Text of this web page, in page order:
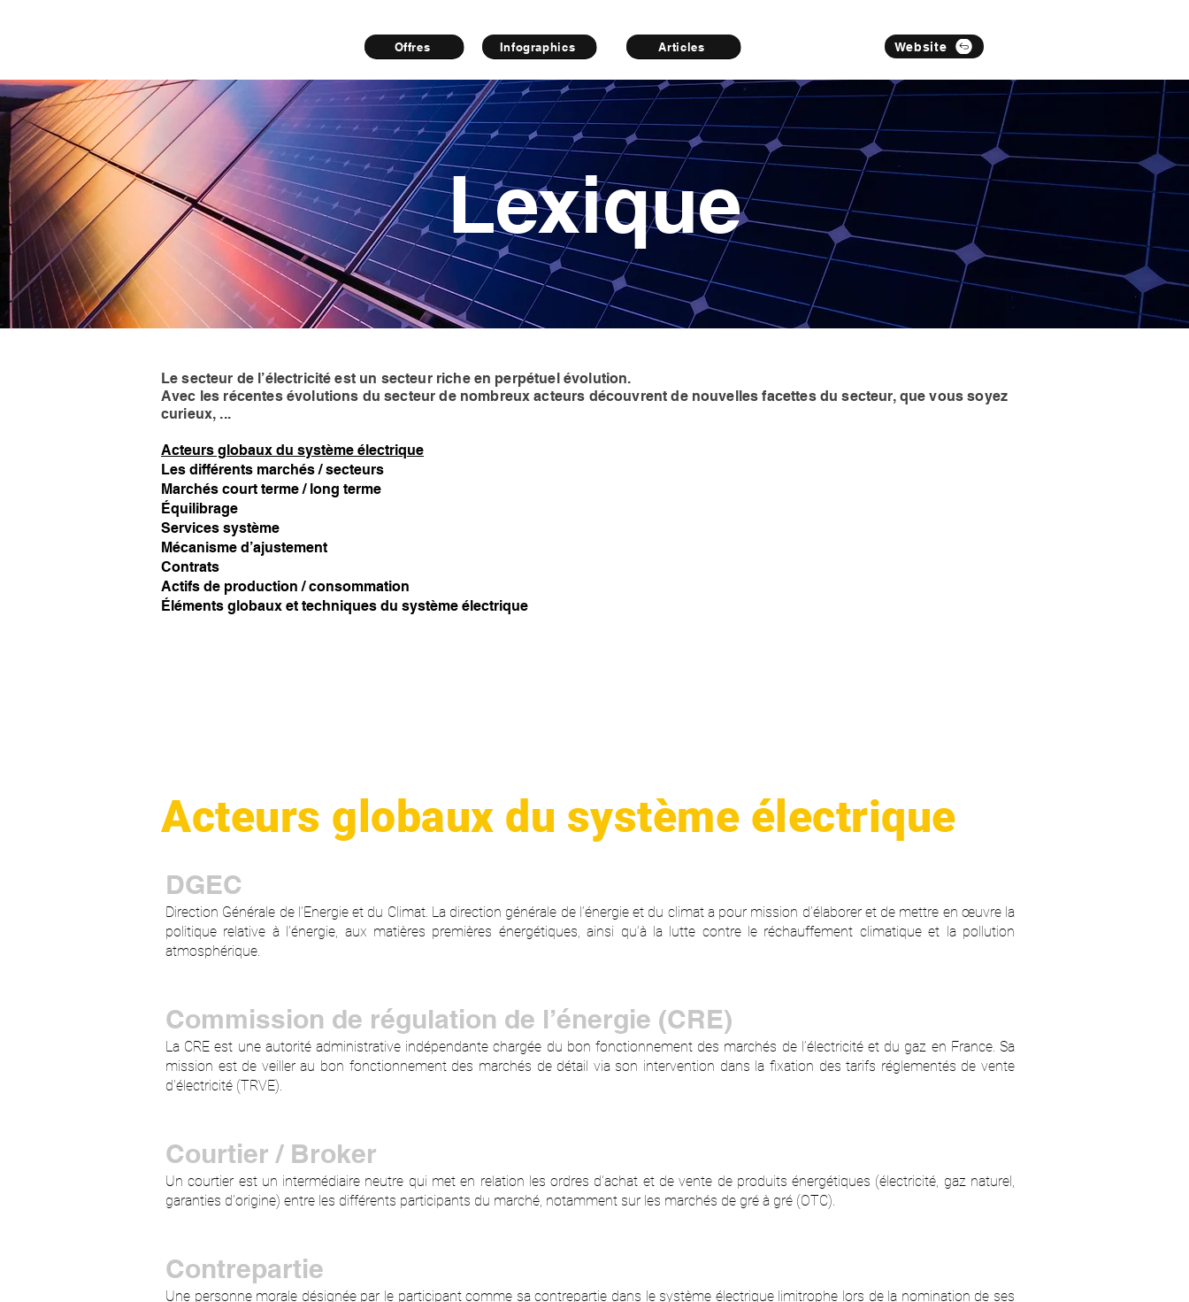
Offres Infographics Articles Website
Lexique
Le secteur de l’électricité est un secteur riche en perpétuel évolution.
Avec les récentes évolutions du secteur de nombreux acteurs découvrent de nouvelles facettes du secteur, que vous soyez
curieux, ...
Acteurs globaux du système électrique
Les différents marchés / secteurs
Marchés court terme / long terme
Équilibrage
Services système
Mécanisme d’ajustement
Contrats
Actifs de production / consommation
Éléments globaux et techniques du système électrique
Acteurs globaux du système électrique
DGEC
Direction Générale de l’Energie et du Climat. La direction générale de l’énergie et du climat a pour mission d’élaborer et de mettre en œuvre la
politique relative à l’énergie, aux matières premières énergétiques, ainsi qu’à la lutte contre le réchauffement climatique et la pollution
atmosphérique.
Commission de régulation de l’énergie (CRE)
La CRE est une autorité administrative indépendante chargée du bon fonctionnement des marchés de l’électricité et du gaz en France. Sa
mission est de veiller au bon fonctionnement des marchés de détail via son intervention dans la fixation des tarifs réglementés de vente
d'électricité (TRVE).
Courtier / Broker
Un courtier est un intermédiaire neutre qui met en relation les ordres d'achat et de vente de produits énergétiques (électricité, gaz naturel,
garanties d'origine) entre les différents participants du marché, notamment sur les marchés de gré à gré (OTC).
Contrepartie
Une personne morale désignée par le participant comme sa contrepartie dans le système électrique limitrophe lors de la nomination de ses